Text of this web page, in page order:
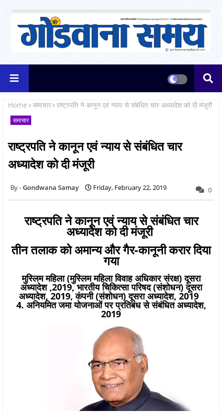
Home समाचार राष्ट्रपति ने कानून एवं न्याय से संबंधित चार अध्यादेश को दी मंजूरी
समाचार
राष्ट्रपति ने कानून एवं न्याय से संबंधित चार
अध्यादेश को दी मंजूरी
Gondwana Samay Friday, February 22, 2019 0
राष्ट्रपति ने कानून एवं न्याय से संबंधित चार
अध्यादेश को दी मंजूरी
तीन तलाक को अमान्य और गैर-कानूनी करार दिया
गया
मुस्लिम महिला (मुस्लिम महिला विवाह अधिकार संरक्ष) दूसरा
अध्यादेश ,2019, भारतीय चिकित्सा परिषद (संशोधन) दूसरा
अध्यादेश, 2019, कंपनी (संशोधन) दूसरा अध्यादेश, 2019
4. अनियमित जमा योजनाओं पर प्रतिबंध से संबंधित अध्यादेश,
2019